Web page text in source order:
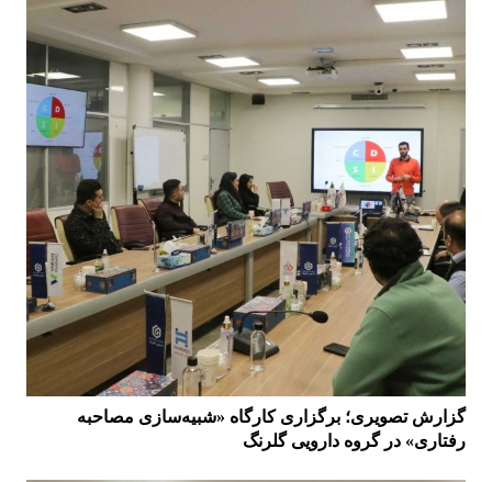
گزارش تصویری؛ برگزاری کارگاه «شبیه‌سازی مصاحبه
رفتاری» در گروه دارویی گلرنگ